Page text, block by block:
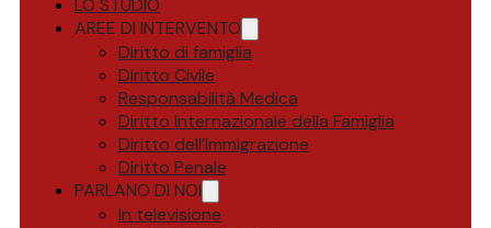
LO STUDIO
AREE DI INTERVENTO
Diritto di famiglia
Diritto Civile
Responsabilità Medica
Diritto Internazionale della Famiglia
Diritto dell’Immigrazione
Diritto Penale
PARLANO DI NOI
In televisione